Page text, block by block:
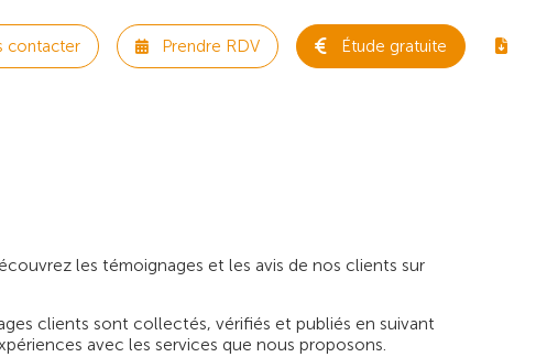
contacter Prendre RDV Étude gratuite
les témoignages et les avis de nos clients sur
clients sont collectés, vérifiés et publiés en suivant
avec les services que nous proposons.